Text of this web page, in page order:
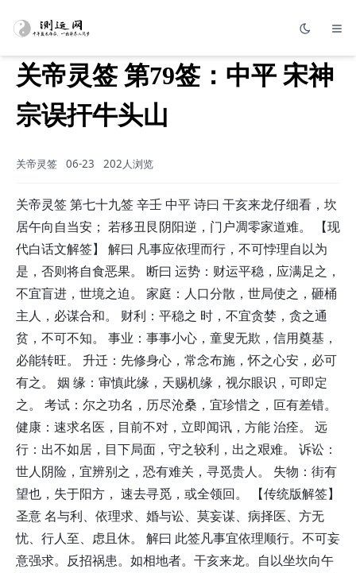
关帝灵签 第79签：中平 宋神
宗误扞牛头山
关帝灵签 06-23 202人浏览
关帝灵签 第七十九签 辛壬 中平 诗曰 干亥来龙仔细看，坎
居午向自当安； 若移丑艮阴阳逆，门户凋零家道难。 【现
代白话文解签】 解曰 凡事应依理而行，不可悖理自以为
是，否则将自食恶果。 断曰 运势：财运平稳，应满足之，
不宜盲进，世境之迫。 家庭：人口分散，世局使之，砸桶
主人，必谋合和。 财利：平稳之 时，不宜贪婪，贪之通
贫，不可不知。 事业：事事小心，童叟无欺，信用奠基，
必能转旺。 升迁：先修身心，常念布施，怀之心安，必可
有之。 姻 缘：审慎此缘，天赐机缘，视尔眼识，可即定
之。 考试：尔之功名，历尽沧桑，宜珍惜之，叵有差错。
健康：速求名医，目前不对，立即闻讯，方能 治痊。 远
行：出不如居，目下局面，守之较利，出之艰难。 诉讼：
世人阴险，宜辨别之，恐有难关，寻觅贵人。 失物：街有
望也，失于阳方， 速去寻觅，或全领回。 【传统版解签】
圣意 名与利、依理求、婚与讼、莫妄谋、病择医、方无
忧、行人至、虑且休。 解曰 此签凡事宜依理顺行。不可妄
意强求。反招祸患。如相地者。干亥来龙。自以坐坎向午